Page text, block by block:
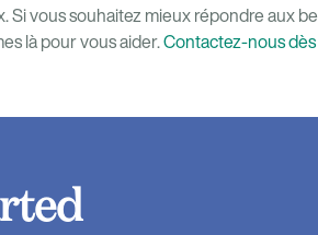
Si vous souhaitez mieux répondre aux
là pour vous aider.Contactez-nous